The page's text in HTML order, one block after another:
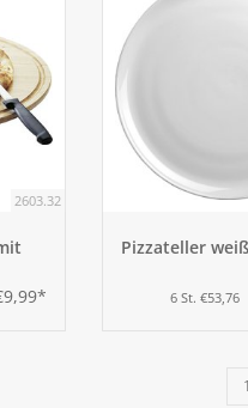
2603.32
Pizzateller
6 St. €53,76
1